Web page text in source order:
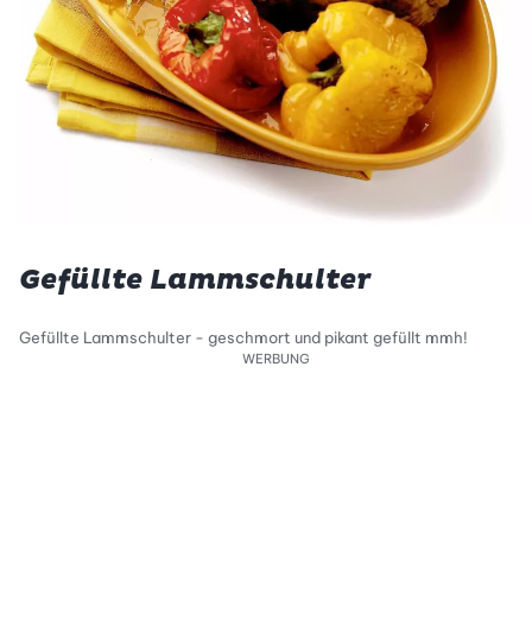
Gefüllte Lammschulter
Gefüllte Lammschulter - geschmort und pikant gefüllt mmh!
WERBUNG